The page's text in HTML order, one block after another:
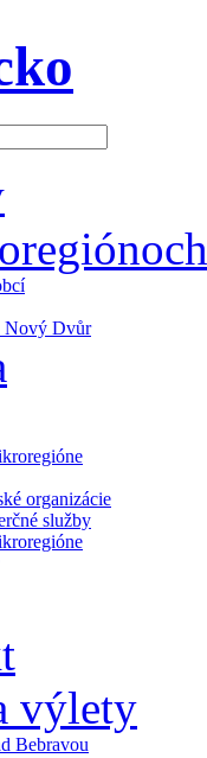
Nový Dvůr
organizácie
služby
výlety
Bebravou